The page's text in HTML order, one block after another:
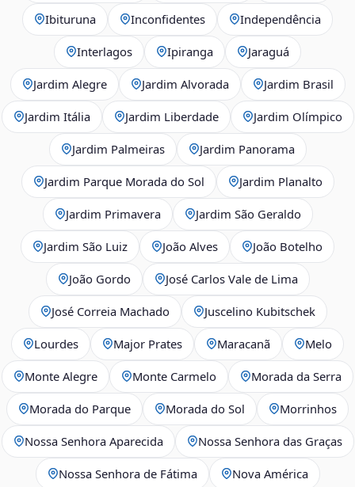
Ibituruna Inconfidentes Independência
Interlagos Ipiranga Jaraguá
Jardim Alegre Jardim Alvorada Jardim Brasil
Jardim Itália Jardim Liberdade Jardim Olímpico
Jardim Palmeiras Jardim Panorama
Jardim Parque Morada do Sol Jardim Planalto
Jardim Primavera Jardim São Geraldo
Jardim São Luiz João Alves João Botelho
João Gordo José Carlos Vale de Lima
José Correia Machado Juscelino Kubitschek
Lourdes Major Prates Maracanã Melo
Monte Alegre Monte Carmelo Morada da Serra
Morada do Parque Morada do Sol Morrinhos
Nossa Senhora Aparecida Nossa Senhora das Graças
Nossa Senhora de Fátima Nova América